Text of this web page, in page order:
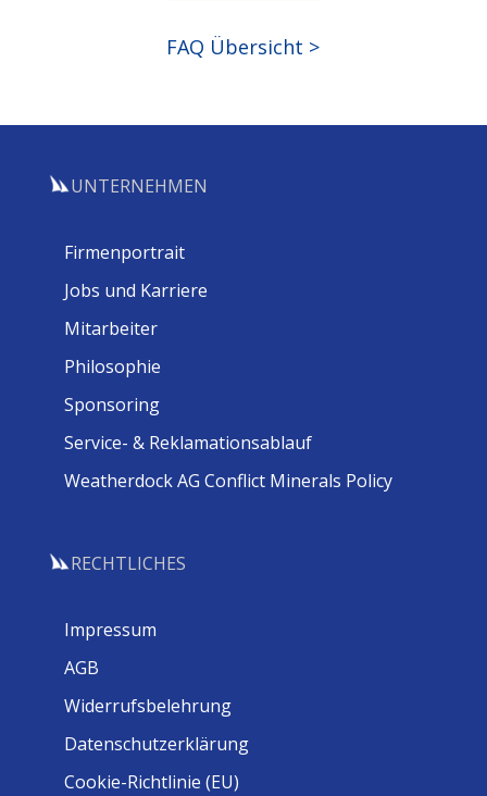
FAQ Übersicht >
UNTERNEHMEN
Firmenportrait
Jobs und Karriere
Mitarbeiter
Philosophie
Sponsoring
Service- & Reklamationsablauf
Weatherdock AG Conflict Minerals Policy
RECHTLICHES
Impressum
AGB
Widerrufsbelehrung
Datenschutzerklärung
Cookie-Richtlinie (EU)